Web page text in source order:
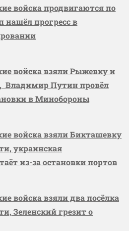
войска продвигаются по
прогресс в
войска взяли Рыжевку и
Владимир Путин провёл
в Минобороны
войска взяли Бикташевку
украинская
из-за остановки портов
войска взяли два посёлка
Зеленский грезит о